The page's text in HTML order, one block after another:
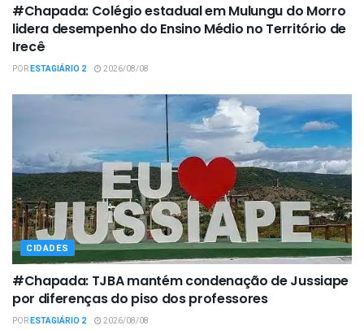
#Chapada: Colégio estadual em Mulungu do Morro
lidera desempenho do Ensino Médio no Território de
Irecê
PORESTAGIÁRIO 2 2026/08/08
CIDADES
#Chapada: TJBA mantém condenação de Jussiape
por diferenças do piso dos professores
PORESTAGIÁRIO 2 2026/08/08